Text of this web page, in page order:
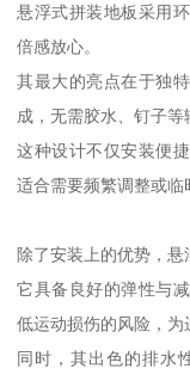
悬浮式拼装地板采用
倍感放心。
其最大的亮点在于独
成，无需胶水、钉子等
这种设计不仅安装便
适合需要频繁调整或临
除了安装上的优势，悬
它具备良好的弹性与
低运动损伤的风险，为
同时，其出色的排水